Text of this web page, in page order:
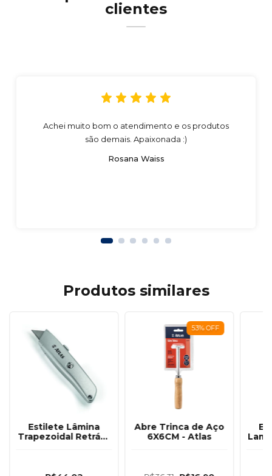
clientes
Achei muito bom o atendimento e os produtos
são demais. Apaixonada :)
Rosana Waiss
Produtos similares
Estilete Lâmina
Trapezoidal Retrátil
53%OFF
Abre Trinca de Aço
6X6CM - Atlas